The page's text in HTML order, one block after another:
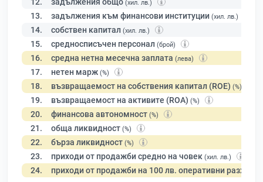
12. задължения общо (хил. лв.)
13. задължения към финансови институции (хил. лв.)
14. собствен капитал (хил. лв.)
15. средносписъчен персонал (брой)
16. средна нетна месечна заплата (лева)
17. нетен марж (%)
18. възвращаемост на собствения капитал (ROE) (%)
19. възвращаемост на активите (ROA) (%)
20. финансова автономност (%)
21. обща ликвидност (%)
22. бърза ликвидност (%)
23. приходи от продажби средно на човек (хил. лв.)
24. приходи от продажби на 100 лв. оперативни разходи